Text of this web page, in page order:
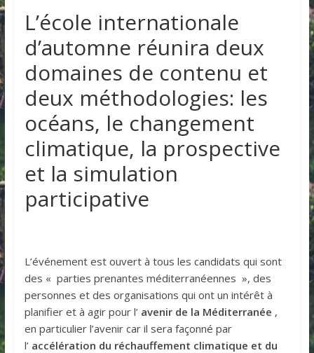
L’école internationale
d’automne réunira deux
domaines de contenu et
deux méthodologies: les
océans, le changement
climatique, la prospective
et la simulation
participative
L’événement est ouvert à tous les candidats qui sont
des « parties prenantes méditerranéennes », des
personnes et des organisations qui ont un intérêt à
planifier et à agir pour l’ avenir de la Méditerranée ,
en particulier l’avenir car il sera façonné par
l’ accélération du réchauffement climatique et du